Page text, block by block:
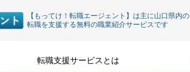
【もってけ！転職エージェント】は主に山口県内の
転職を支援する無料の職業紹介サービスです
転職支援サービスとは